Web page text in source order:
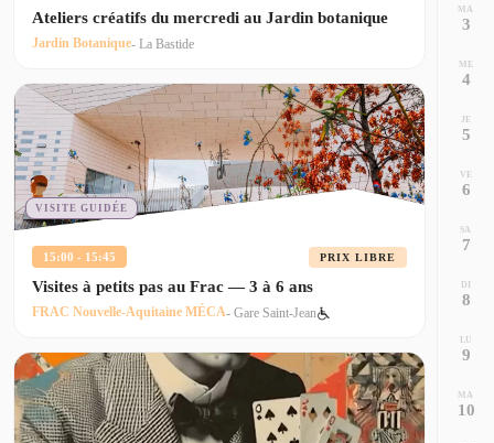
Ateliers créatifs du mercredi au Jardin botanique
Jardin Botanique- La Bastide
VISITE GUIDÉE
15:00 - 15:45 PRIX LIBRE
Visites à petits pas au Frac — 3 à 6 ans
FRAC Nouvelle-Aquitaine MÉCA- Gare Saint-Jean
MA
3
ME
4
JE
5
VE
6
SA
7
DI
8
LU
9
MA
10